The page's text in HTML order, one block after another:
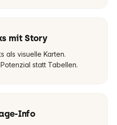
mit Story
als visuelle Karten.
statt Tabellen.
Info